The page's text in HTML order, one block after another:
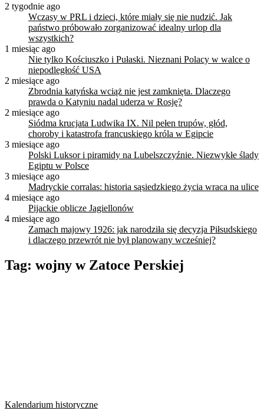
2 tygodnie ago
Wczasy w PRL i dzieci, które miały się nie nudzić. Jak
państwo próbowało zorganizować idealny urlop dla
wszystkich?
1 miesiąc ago
Nie tylko Kościuszko i Pułaski. Nieznani Polacy w walce o
niepodległość USA
2 miesiące ago
Zbrodnia katyńska wciąż nie jest zamknięta. Dlaczego
prawda o Katyniu nadal uderza w Rosję?
2 miesiące ago
Siódma krucjata Ludwika IX. Nil pełen trupów, głód,
choroby i katastrofa francuskiego króla w Egipcie
3 miesiące ago
Polski Luksor i piramidy na Lubelszczyźnie. Niezwykłe ślady
Egiptu w Polsce
3 miesiące ago
Madryckie corralas: historia sąsiedzkiego życia wraca na ulice
4 miesiące ago
Pijackie oblicze Jagiellonów
4 miesiące ago
Zamach majowy 1926: jak narodziła się decyzja Piłsudskiego
i dlaczego przewrót nie był planowany wcześniej?
Tag: wojny w Zatoce Perskiej
Kalendarium historyczne